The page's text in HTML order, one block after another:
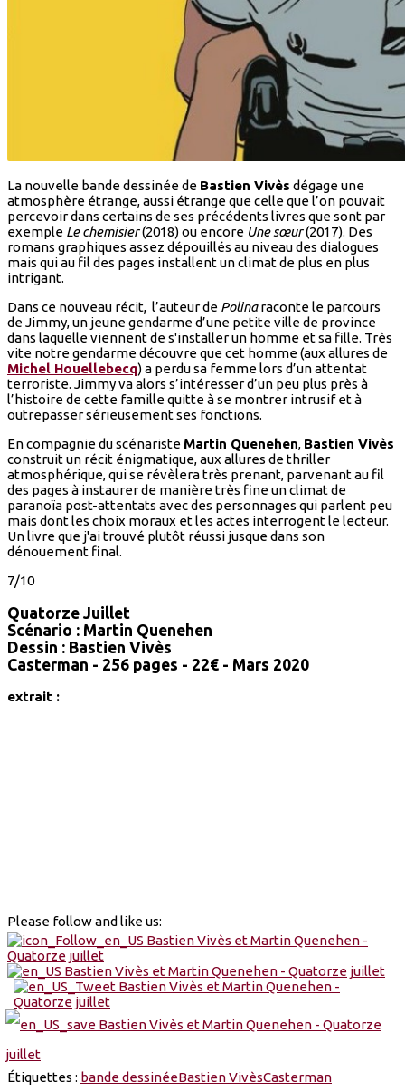
La nouvelle bande dessinée de Bastien Vivès dégage une
atmosphère étrange, aussi étrange que celle que l’on pouvait
percevoir dans certains de ses précédents livres que sont par
exemple Le chemisier(2018) ou encore Une sœur(2017). Des
romans graphiques assez dépouillés au niveau des dialogues
mais qui au fil des pages installent un climat de plus en plus
intrigant.
Dans ce nouveau récit, l’auteur de Polinaraconte le parcours
de Jimmy, un jeune gendarme d’une petite ville de province
dans laquelle viennent de s'installer un homme et sa fille. Très
vite notre gendarme découvre que cet homme (aux allures de
Michel Houellebecq) a perdu sa femme lors d’un attentat
terroriste. Jimmy va alors s’intéresser d’un peu plus près à
l’histoire de cette famille quitte à se montrer intrusif et à
outrepasser sérieusement ses fonctions.
En compagnie du scénariste Martin Quenehen, Bastien Vivès
construit un récit énigmatique, aux allures de thriller
atmosphérique, qui se révèlera très prenant, parvenant au fil
des pages à instaurer de manière très fine un climat de
paranoïa post-attentats avec des personnages qui parlent peu
mais dont les choix moraux et les actes interrogent le lecteur.
Un livre que j'ai trouvé plutôt réussi jusque dans son
dénouement final.
7/10
Quatorze Juillet
Scénario : Martin Quenehen
Dessin : Bastien Vivès
Casterman - 256 pages - 22€ - Mars 2020
extrait :
Please follow and like us:
Étiquettes : bande dessinéeBastien VivèsCasterman